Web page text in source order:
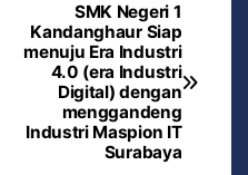
SMK Negeri 1
Kandanghaur Siap
menuju Era Industri
4.0 (era Industri
Digital) dengan
menggandeng
Industri Maspion IT
Surabaya